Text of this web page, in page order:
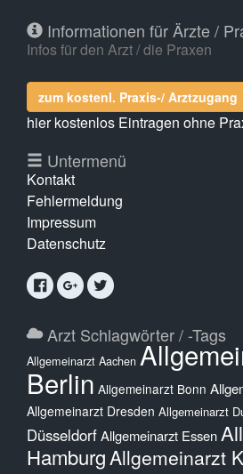
Informationen für Ärzte /
Infos für den Arzt / die Praxen
zum kostenl. Praxis-/ Arztzugang
hier kostenlos Eintragen ohne
Untermenü
Kontakt
Fehlermeldung
Impressum
Datenschutz
Arzt Schlagwörter / -Tags
Allgemeinarzt Aachen
Berlin Allgemeinarzt Bonn
Allgemeinarzt Dresden Allgemeinarzt
DüsseldorfAllgemeinarzt Essen
HamburgAllgemeinarzt